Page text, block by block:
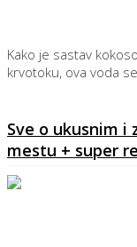
Kako je sastav
krvotoku, ova voda
Sve o ukusnim i
mestu + super